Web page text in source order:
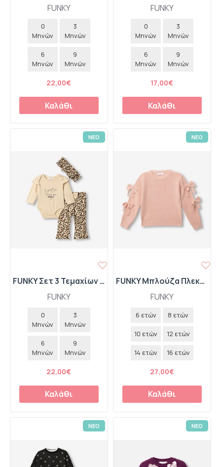
FUNKY
0
Μηνών
3
Μηνών
6
Μηνών
9
Μηνών
22,00€
Καλάθι
FUNKY
0
Μηνών
3
Μηνών
6
Μηνών
9
Μηνών
17,00€
Καλάθι
ΝΕΟ
FUNKY
FUNKY Σετ 3 Τεμαχίων Κορμάκι Ριπ με Βολάν-Παντελόνι-Κορδέλα με Φιόγκο "I Got It" 227-060112-1 Ανοιχτό Μπεζ
0
Μηνών
3
Μηνών
6
Μηνών
9
Μηνών
22,00€
Καλάθι
ΝΕΟ
FUNKY
FUNKY Μπλούζα Πλεκτή με Φιόγκους 227-510102-1 Ροζ Ασημί
6 ετών 8 ετών
10 ετών 12 ετών
14 ετών 16 ετών
27,00€
Καλάθι
ΝΕΟ ΝΕΟ